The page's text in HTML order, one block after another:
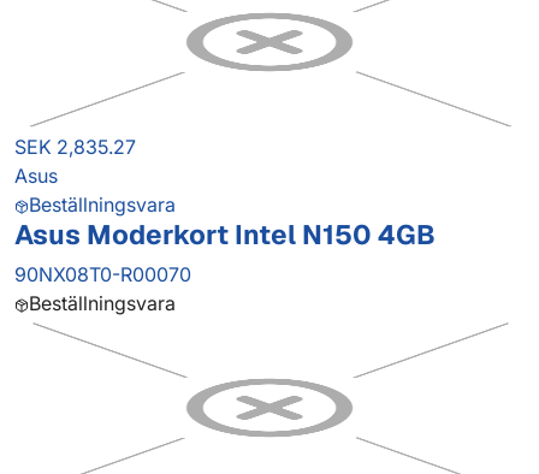
SEK 2,835.27
Asus
Beställningsvara
Asus Moderkort Intel N150 4GB
90NX08T0-R00070
Beställningsvara